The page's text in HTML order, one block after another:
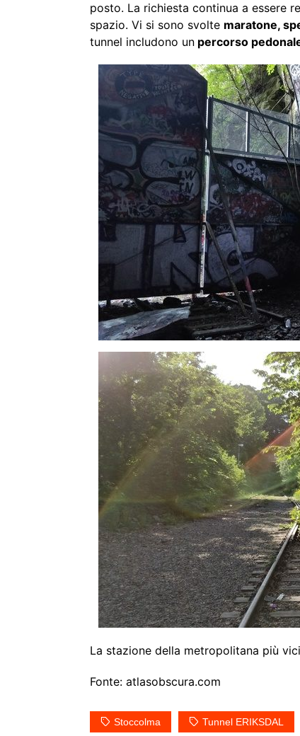
posto. La richiesta continua a essere
spazio. Vi si sono svolte maratone,
tunnel includono un percorso
La stazione della metropolitana più
Fonte: atlasobscura.com
Stoccolma Tunnel ERIKSDAL